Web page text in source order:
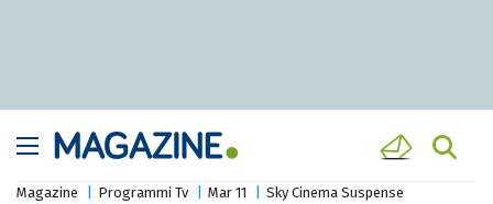
Magazine Programmi Tv Mar 11
Sky Cinema Suspense